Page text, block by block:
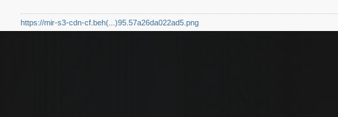
https://mir-s3-cdn-cf.beh(...)95.57a26da022ad5.png